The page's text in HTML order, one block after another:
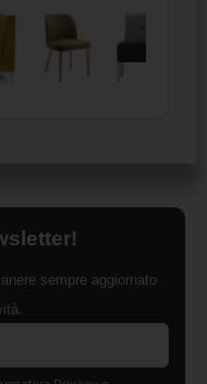
sempre aggiornato